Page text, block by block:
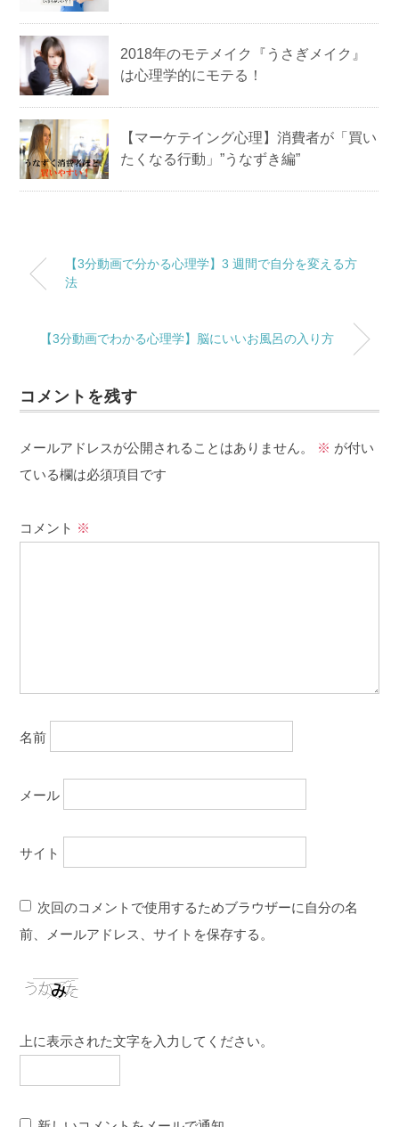
2018年のモテメイク『うさぎメイク』
は心理学的にモテる！
【マーケテイング心理】消費者が「買い
たくなる行動」”うなずき編”
【3分動画で分かる心理学】3 週間で自分を変える方
法
【3分動画でわかる心理学】 脳にいいお風呂の入り方
コメントを残す
メールアドレスが公開されることはありません。 ※ が付い
ている欄は必須項目です
コメント ※
名前
メール
サイト
次回のコメントで使用するためブラウザーに自分の名
前、メールアドレス、サイトを保存する。
上に表示された文字を入力してください。